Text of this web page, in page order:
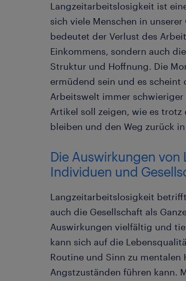
Langzeitarbeitslosigkeit ist
sich viele Menschen in
bedeutet der Verlust des
Einkommens, sondern auch
Struktur und Hoffnung. Die
ermüdend sein und es
Arbeitswelt immer
Artikel soll zeigen, wie es
bleiben und den Weg zurück
Die Auswirkungen
Individuen und
Langzeitarbeitslosigkeit
auch die Gesellschaft als
Auswirkungen vielfältig und
kann sich auf die
Routine und Sinn zu mentalen
Angstzuständen führen kann.